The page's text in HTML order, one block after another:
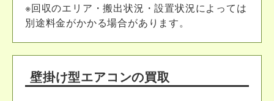
※回収のエリア・搬出状況・設置状況によっては
別途料金がかかる場合があります。
壁掛け型エアコンの買取